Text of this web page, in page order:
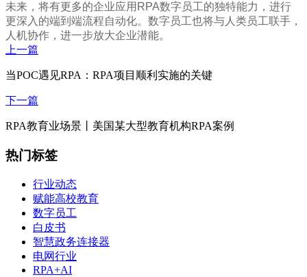
未来，将有更多的企业应用RPA数字员工的独特能力，进行
更深入的端到端流程自动化。数字员工也将与人类员工联手，
人机协作，进一步放大企业潜能。
上一篇
当POC遇见RPA：RPA项目顺利实施的关键
下一篇
RPA教育业场景丨美国某大型教育机构RPA案例
热门标签
行业动态
赋能高校教育
数字员工
白皮书
智慧政务连接器
电网行业
RPA+AI